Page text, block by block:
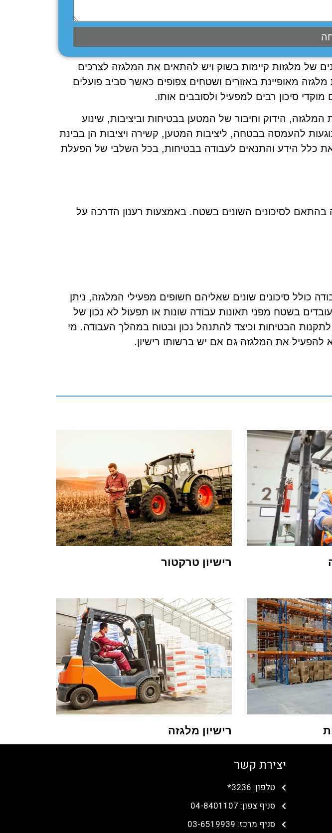
של מלגזות קיימות בשוק ויש להתאים את המלגזה לצרכים
מאופיינת באזורים ושטחים צפופים כאשר סביב פועלים
סיכון רבים למפעיל ולסובבים אותו.
הידוק וחיבור של המטען בבטיחות וביציבות, שינוע
להעמסה בבטחה, ליציבות המטען, קשירה ויציבות הן בבינת
את כלל הידע והתנאים לעבודה בבטיחות, בכל השלבי של הפעלת
בהתאם לסיכונים השונים בשטח. באמצעות רענון הדרכה על
כולל סיכונים שונים שאליהם חשופים מפעילי המלגזה, ניתן
בשטח מפני תאונות עבודה שונות או תפעול לא נכון של
הבטיחות וכיצד להתנהל נכון ובטוח במהלך העבודה. מי
להפעיל את המלגזה גם אם יש ברשותו רישיון.
רישיון טרקטור
רישיון מלגזה
יצירת קשר
טלפון: 3236*
סניף צפון: 04-8401107
סניף מרכז: 03-6519939